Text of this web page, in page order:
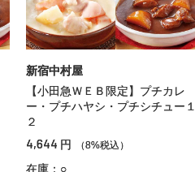
新宿中村屋
【小田急ＷＥＢ限定】プチカレ
ー・プチハヤシ・プチシチュー１
２
4,644 円 （8%税込）
在庫：○